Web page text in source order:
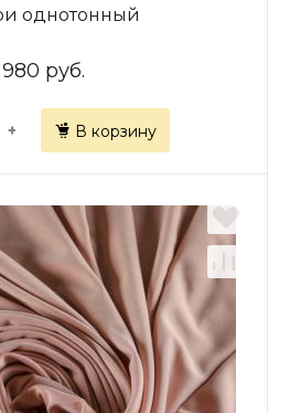
однотонный
980 руб.
+ В корзину